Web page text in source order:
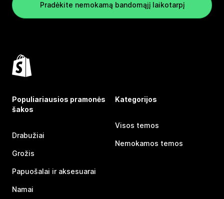
Pradėkite nemokamą bandomąjį laikotarpį
Populiariausios pramonės
šakos
Drabužiai
Grožis
Papuošalai ir aksesuarai
Namai
Kategorijos
Visos temos
Nemokamos temos